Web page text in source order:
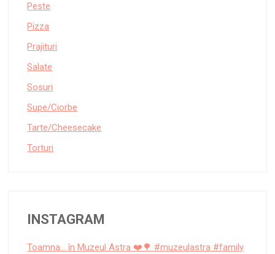
Peste
Pizza
Prajituri
Salate
Sosuri
Supe/Ciorbe
Tarte/Cheesecake
Torturi
INSTAGRAM
Toamna... în Muzeul Astra ❤️🌳 #muzeulastra #family